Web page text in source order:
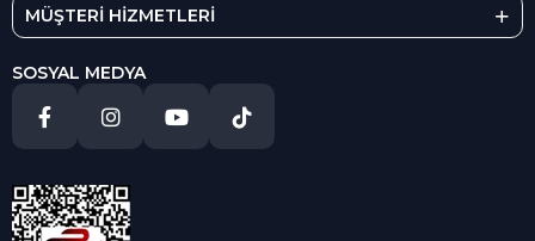
MÜŞTERİ HİZMETLERİ
SOSYAL MEDYA